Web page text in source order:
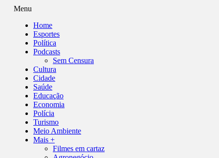
Menu
Home
Esportes
Política
Podcasts
Sem Censura
Cultura
Cidade
Saúde
Educação
Economia
Polícia
Turismo
Meio Ambiente
Mais +
Filmes em cartaz